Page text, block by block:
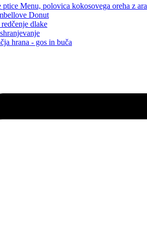
ptice Menu, polovica kokosovega oreha z
Donut
dlake
hrana - gos in buča